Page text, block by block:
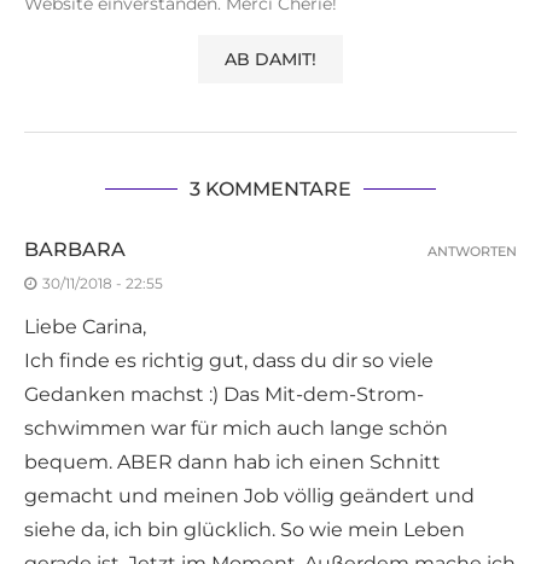
3 KOMMENTARE
BARBARA
30/11/2018 - 22:55
Liebe Carina,
Ich finde es richtig gut, dass du dir so viele
Gedanken machst :) Das Mit-dem-Strom-
schwimmen war für mich auch lange schön
bequem. ABER dann hab ich einen Schnitt
gemacht und meinen Job völlig geändert und
siehe da, ich bin glücklich. So wie mein Leben
ANTWORTEN